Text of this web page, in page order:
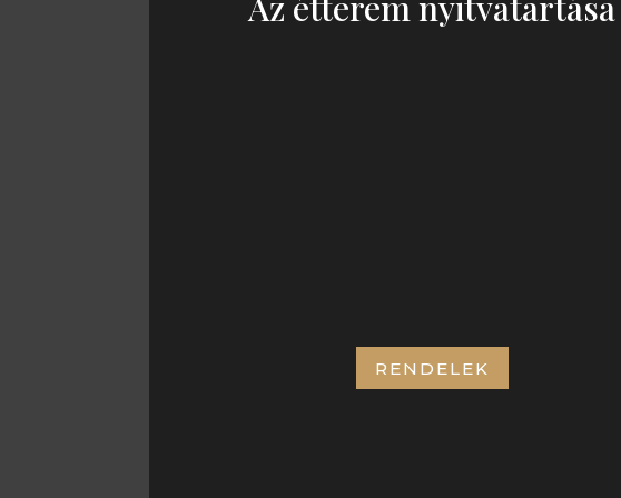
RENDELEK